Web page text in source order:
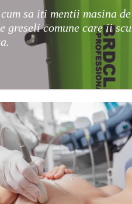
sa iti mentii masina
greseli comune care ii